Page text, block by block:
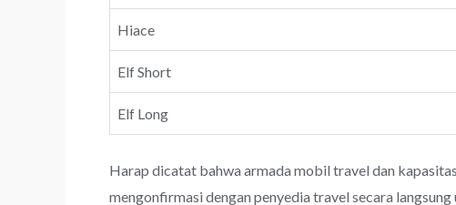
Hiace
Elf Short
Elf Long
Harap dicatat bahwa armada mobil travel dan
mengonfirmasi dengan penyedia travel secara